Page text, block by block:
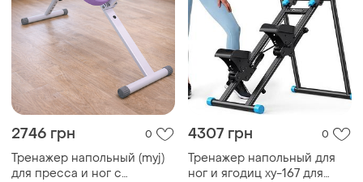
2746 грн 0
Тренажер напольный (myj)
для пресса и ног с
4307 грн 0
Тренажер напольный для
ног и ягодиц xy-167 для